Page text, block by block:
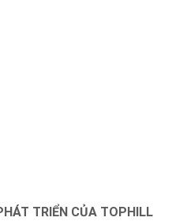
TRIỂN CỦA TOPHILL